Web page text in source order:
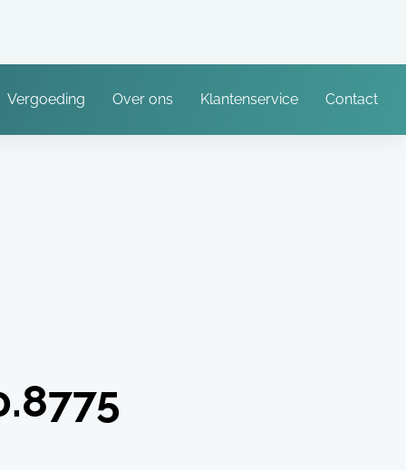
Vergoeding Over ons Klantenservice Contact